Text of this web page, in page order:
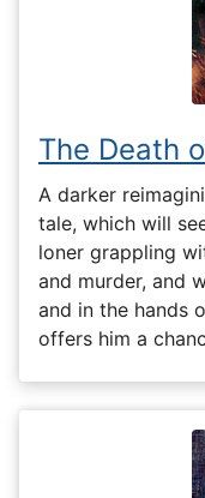
The Death
A darker
tale, which will
loner grappling
and murder, and
and in the hands
offers him a